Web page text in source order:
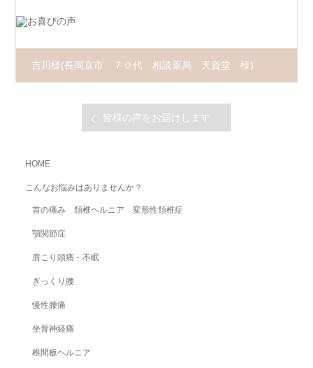
吉川様(長岡京市 ７０代 相談薬局 天資堂 様)
皆様の声をお届けします
HOME
こんなお悩みはありませんか？
首の痛み 頚椎ヘルニア 変形性頚椎症
顎関節症
肩こり頭痛・不眠
ぎっくり腰
慢性腰痛
坐骨神経痛
椎間板ヘルニア